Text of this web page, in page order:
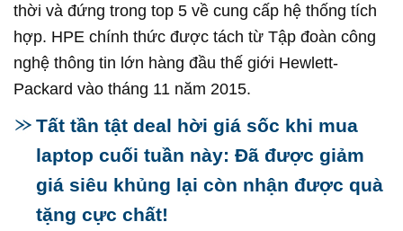
thời và đứng trong top 5 về cung cấp hệ thống tích
hợp. HPE chính thức được tách từ Tập đoàn công
nghệ thông tin lớn hàng đầu thế giới Hewlett-
Packard vào tháng 11 năm 2015.
Tất tần tật deal hời giá sốc khi mua
laptop cuối tuần này: Đã được giảm
giá siêu khủng lại còn nhận được quà
tặng cực chất!